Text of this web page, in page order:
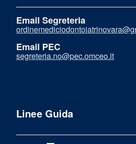
Email Segreteria
Email PEC
segreteria.no@pec.omceo.it
Linee Guida